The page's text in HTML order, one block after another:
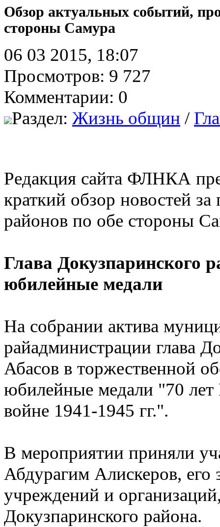
Обзор актуальных событий,
стороны Самура
06 03 2015, 18:07
Просмотров: 9 727
Комментарии: 0
Раздел: Жизнь общин /
Редакция сайта ФЛНКА
краткий обзор новостей
районов по обе стороны
Глава Докузпаринского
юбилейные медали
На собрании актива
райадминистрации глава
Абасов в торжественной
юбилейные медали "70
войне 1941-1945 гг.".
В мероприятии приняли
Абдурагим Алискеров, его
учреждений и
Докузпаринского района.